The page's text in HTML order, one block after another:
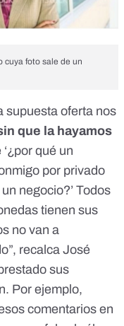
cuya foto sale de un
supuesta oferta nos
que la hayamos
qué un
por privado
negocio?’ Todos
tienen sus
no van a
recalca José
sus
Por ejemplo,
comentarios en